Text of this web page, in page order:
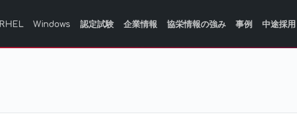
RHEL Windows 認定試験 企業情報 協栄情報の強み 事例 中途採用